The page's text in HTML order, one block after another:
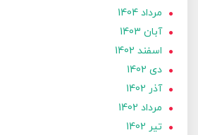
مرداد 1404
آبان 1403
اسفند 1402
دی 1402
آذر 1402
مرداد 1402
تير 1402